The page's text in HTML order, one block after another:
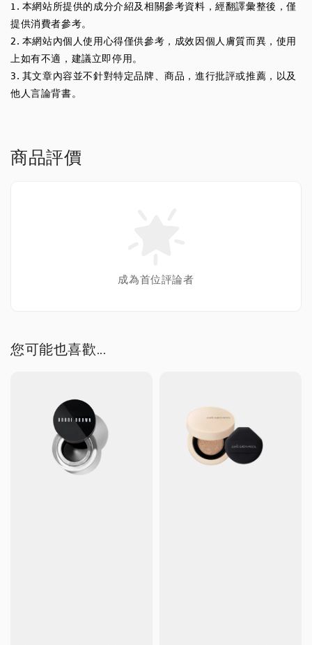
1. 本網站所提供的成分介紹及相關參考資料，經翻譯彙整後，僅
提供消費者參考。
2. 本網站內個人使用心得僅供參考，成效因個人膚質而異，使用
上如有不適，建議立即停用。
3. 其文章內容並不針對特定品牌、商品，進行批評或推薦，以及
他人言論背書。
商品評價
成為首位評論者
您可能也喜歡...